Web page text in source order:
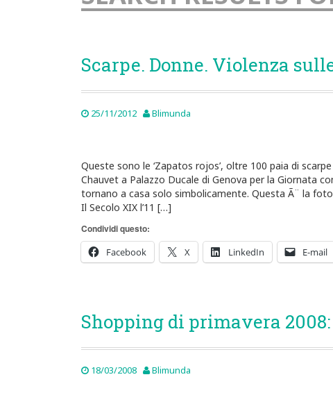
Scarpe. Donne. Violenza
25/11/2012 Blimunda
Queste sono le ‘Zapatos rojos’, oltre 100 paia di
Chauvet a Palazzo Ducale di Genova per la Giornata
tornano a casa solo simbolicamente. Questa Ã¨ la
Il Secolo XIX l’11 […]
Condividi questo:
Facebook
X LinkedIn E-mail
Shopping di primavera
18/03/2008 Blimunda